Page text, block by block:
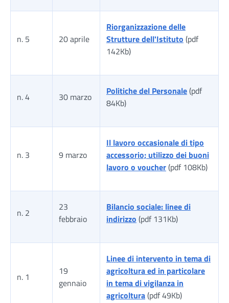
n. 5 20 aprile
Riorganizzazione delle
Strutture dell'Istituto (pdf
142Kb)
n. 4 30 marzo Politiche del Personale(pdf
84Kb)
n. 3 9 marzo
Il lavoro occasionale di tipo
accessorio; utilizzo dei buoni
lavoro o voucher(pdf 108Kb)
n. 2
23
febbraio
Bilancio sociale: linee di
indirizzo (pdf 131Kb)
n. 1
19
gennaio
Linee di intervento in tema di
agricoltura ed in particolare
in tema di vigilanza in
agricoltura(pdf 49Kb)